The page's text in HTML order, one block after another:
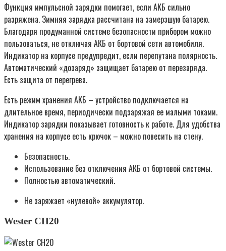
Функция импульсной зарядки помогает, если АКБ сильно
разряжена. Зимняя зарядка рассчитана на замерзшую батарею.
Благодаря продуманной системе безопасности прибором можно
пользоваться, не отключая АКБ от бортовой сети автомобиля.
Индикатор на корпусе предупредит, если перепутана полярность.
Автоматический «дозаряд» защищает батарею от перезаряда.
Есть защита от перегрева.
Есть режим хранения АКБ – устройство подключается на
длительное время, периодически подзаряжая ее малыми токами.
Индикатор зарядки показывает готовность к работе. Для удобства
хранения на корпусе есть крючок – можно повесить на стену.
Безопасность.
Использование без отключения АКБ от бортовой системы.
Полностью автоматический.
Не заряжает «нулевой» аккумулятор.
Wester CH20